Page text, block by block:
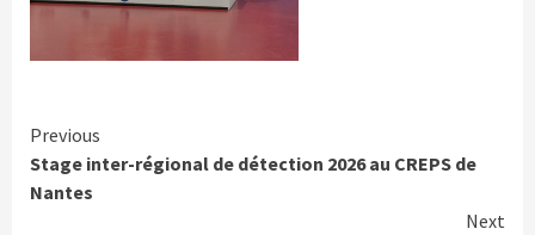
Previous
Stage inter-régional de détection 2026 au CREPS de
Nantes
Next